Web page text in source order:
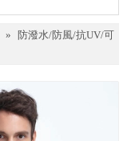
»
防潑水/防風/抗UV/可